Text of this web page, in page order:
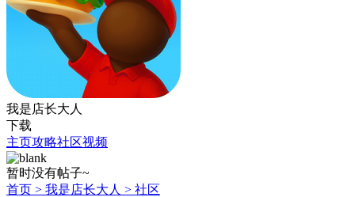
我是店长大人
下载
主页攻略社区视频
暂时没有帖子~
首页 > 我是店长大人 > 社区